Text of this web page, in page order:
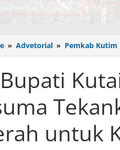
» Advetorial » Pemkab Kutim
untuk